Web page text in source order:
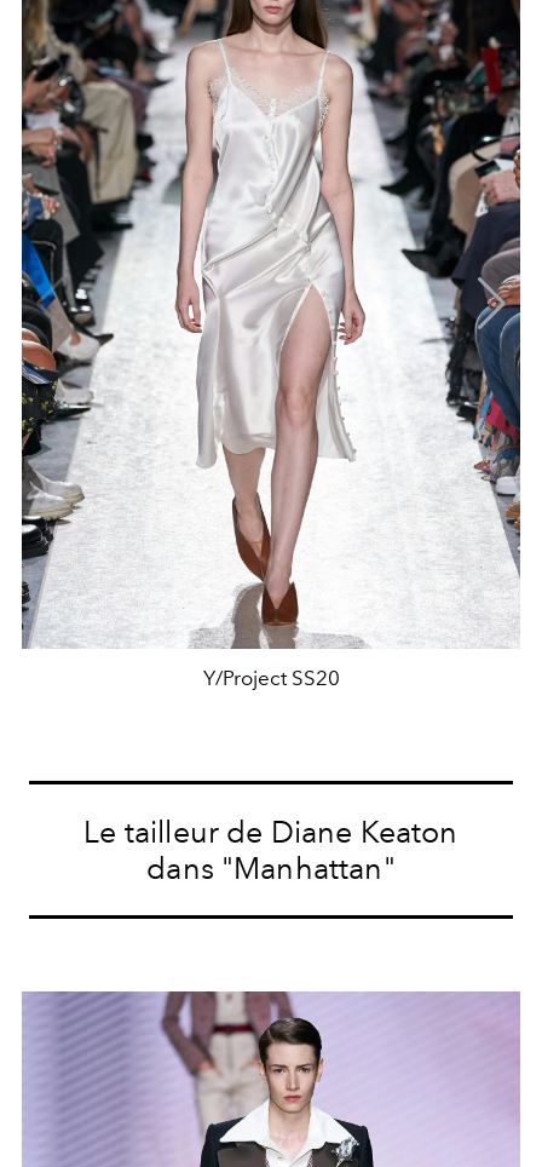
Y/Project SS20
Le tailleur de Diane Keaton
dans "Manhattan"